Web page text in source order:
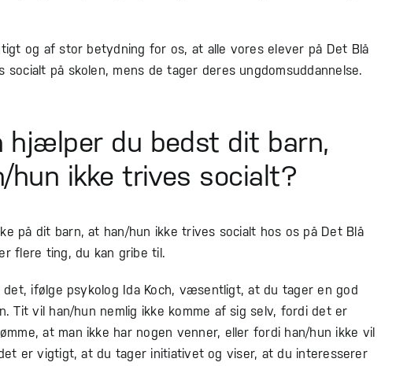
og af stor betydning for os, at alle vores elever på Det Blå
socialt på skolen, mens de tager deres ungdomsuddannelse.
hjælper du bedst dit barn,
hun ikke trives socialt?
på dit barn, at han/hun ikke trives socialt hos os på Det Blå
flere ting, du kan gribe til.
ifølge psykolog Ida Koch, væsentligt, at du tager en god
Tit vil han/hun nemlig ikke komme af sig selv, fordi det er
at man ikke har nogen venner, eller fordi han/hun ikke vil
er vigtigt, at du tager initiativet og viser, at du interesserer